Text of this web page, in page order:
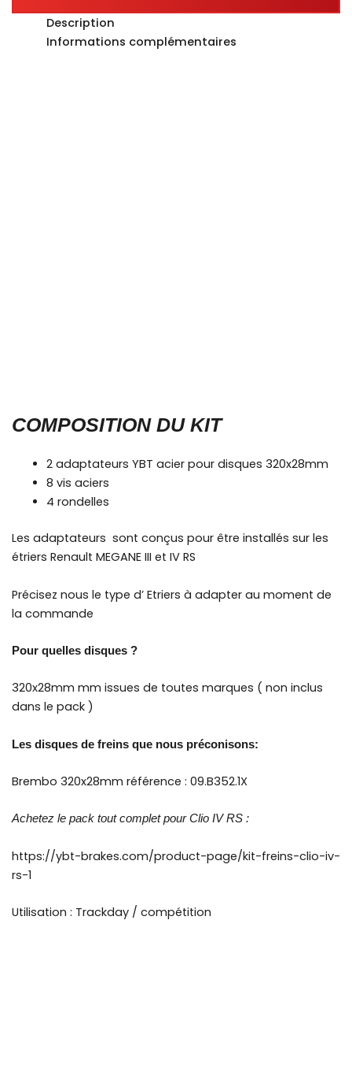
Description
Informations complémentaires
COMPOSITION DU KIT
2 adaptateurs YBT acier pour disques 320x28mm
8 vis aciers
4 rondelles
Les adaptateurs sont conçus pour être installés sur les
étriers Renault MEGANE III et IV RS
Précisez nous le type d’ Etriers à adapter au moment de
la commande
Pour quelles disques ?
320x28mm mm issues de toutes marques ( non inclus
dans le pack )
Les disques de freins que nous préconisons:
Brembo 320x28mm référence : 09.B352.1X
Achetez le pack tout complet pour Clio IV RS :
https://ybt-brakes.com/product-page/kit-freins-clio-iv-
rs-1
Utilisation : Trackday / compétition